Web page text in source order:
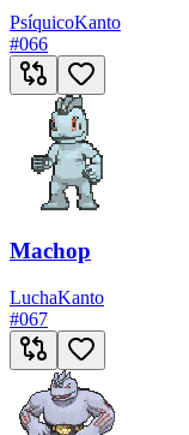
PsíquicoKanto
#066
Machop
LuchaKanto
#067